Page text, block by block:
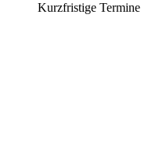
Kurzfristige Termine